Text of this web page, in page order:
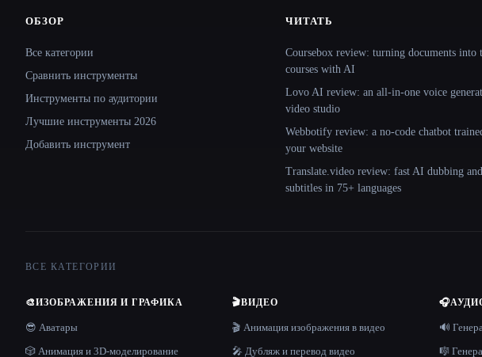
Site navigation
ОБЗОР
Все категории
Сравнить инструменты
Инструменты по аудитории
Лучшие инструменты 2026
Добавить инструмент
ЧИТАТЬ
Coursebox review: turning documents into
courses with AI
Lovo AI review: an all-in-one voice
video studio
Webbotify review: a no-code chatbot
your website
Translate.video review: fast AI dubbing and
subtitles in 75+ languages
ВСЕ КАТЕГОРИИ
🎨ИЗОБРАЖЕНИЯ И ГРАФИКА
😎 Аватары
🎲 Анимация и 3D-моделирование
🎬ВИДЕО
🎬 Анимация изображения в видео
🎤 Дубляж и перевод видео
🎧
🔊
🎼